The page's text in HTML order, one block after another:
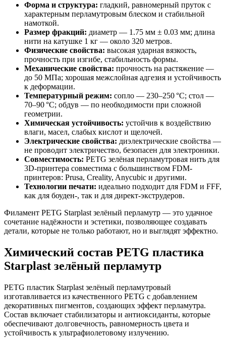
Форма и структура: гладкий, равномерный пруток с
характерным перламутровым блеском и стабильной
намоткой.
Размер фракций: диаметр — 1.75 мм ± 0.03 мм; длина
нити на катушке 1 кг — около 320 метров.
Физические свойства: высокая ударная вязкость,
прочность при изгибе, стабильность формы.
Механические свойства: прочность на растяжение —
до 50 МПа; хорошая межслойная адгезия и устойчивость
к деформации.
Температурный режим: сопло — 230–250 °C; стол —
70–90 °C; обдув — по необходимости при сложной
геометрии.
Химическая устойчивость: устойчив к воздействию
влаги, масел, слабых кислот и щелочей.
Электрические свойства: диэлектрические свойства —
не проводит электричество, безопасен для электроники.
Совместимость: PETG зелёная перламутровая нить для
3D-принтера совместима с большинством FDM-
принтеров: Prusa, Creality, Anycubic и другими.
Технологии печати: идеально подходит для FDM и FFF,
как для боуден-, так и для директ-экструдеров.
Филамент PETG Starplast зелёный перламутр — это удачное
сочетание надёжности и эстетики, позволяющее создавать
детали, которые не только работают, но и выглядят эффектно.
Химический состав PETG пластика
Starplast зелёный перламутр
PETG пластик Starplast зелёный перламутровый
изготавливается из качественного PETG с добавлением
декоративных пигментов, создающих эффект перламутра.
Состав включает стабилизаторы и антиоксиданты, которые
обеспечивают долговечность, равномерность цвета и
устойчивость к ультрафиолетовому излучению.